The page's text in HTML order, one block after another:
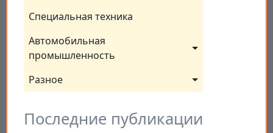
Специальная техника
Автомобильная
промышленность
Разное
Последние публикации